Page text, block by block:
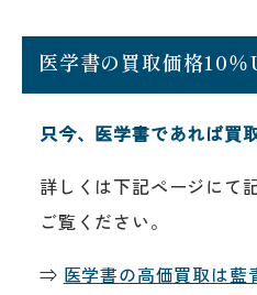
医学書の買取価格10
只今、医学書であれば買
詳しくは下記ページにて
ご覧ください。
⇒ 医学書の高価買取は藍